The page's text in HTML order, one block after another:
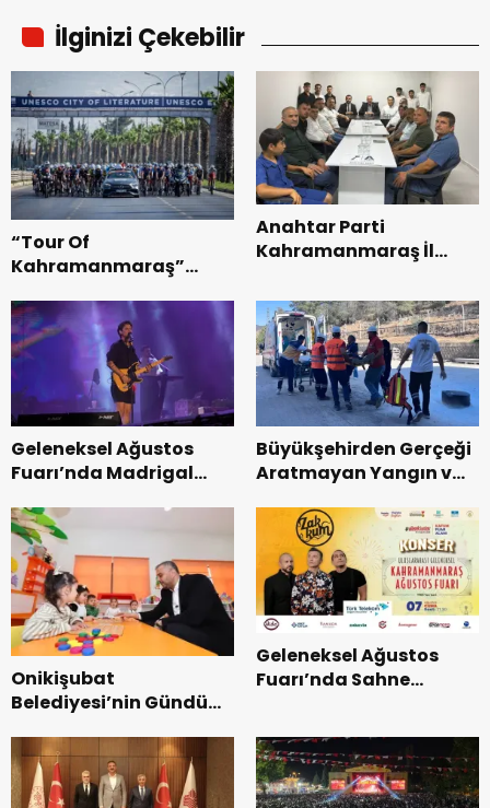
İlginizi Çekebilir
“Tour Of
Kahramanmaraş”
Bisikleti Turnuvası
Tamamlandı.
Anahtar Parti
Kahramanmaraş İl
Teşkilatı ile buluştu.
Geleneksel Ağustos
Fuarı’nda Madrigal
Büyükşehirden Gerçeği
Aratmayan Yangın ve
Onikişubat
Belediyesi’nin Gündüz
dönemin ön kayıtları
başladı.
Geleneksel Ağustos
Fuarı’nda Sahne